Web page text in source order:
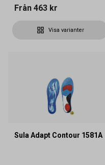
Från 463 kr
Visa varianter
Sula Adapt Contour 1581A